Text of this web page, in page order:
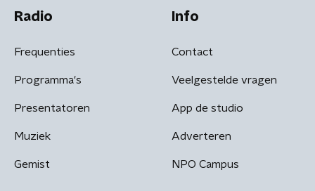
Radio
Frequenties
Programma's
Presentatoren
Muziek
Gemist
Info
Contact
Veelgestelde vragen
App de studio
Adverteren
NPO Campus